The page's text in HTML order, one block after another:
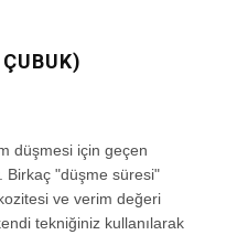
düşmesi için geçen
Birkaç "düşme süresi"
ve verim değeri
tekniğiniz kullanılarak